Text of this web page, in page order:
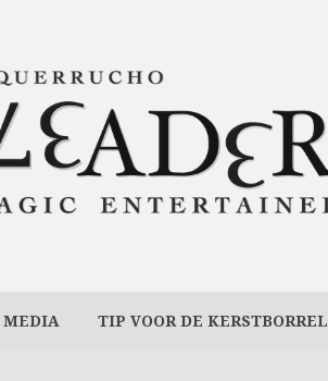
MEDIA TIP VOOR DE KERSTBORREL